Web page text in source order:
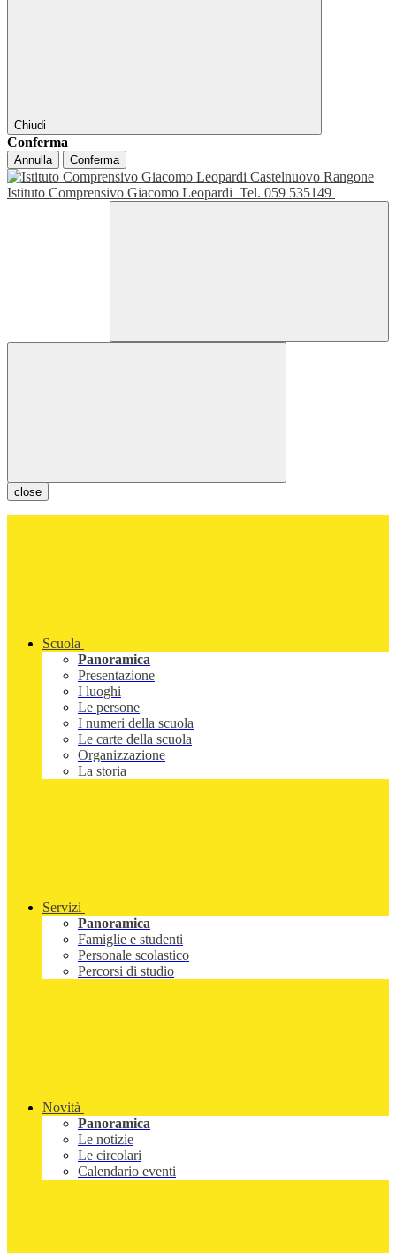
Chiudi
Conferma
Annulla Conferma
Istituto Comprensivo Giacomo Leopardi Tel. 059 535149
close
Scuola
Panoramica
Presentazione
I luoghi
Le persone
I numeri della scuola
Le carte della scuola
Organizzazione
La storia
Servizi
Panoramica
Famiglie e studenti
Personale scolastico
Percorsi di studio
Novità
Panoramica
Le notizie
Le circolari
Calendario eventi